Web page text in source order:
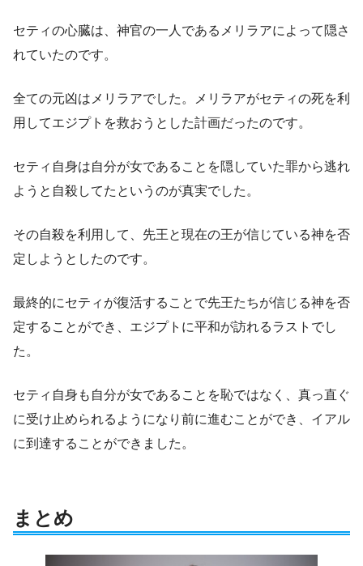
セティの心臓は、神官の一人であるメリラアによって隠さ
れていたのです。
全ての元凶はメリラアでした。メリラアがセティの死を利
用してエジプトを救おうとした計画だったのです。
セティ自身は自分が女であることを隠していた罪から逃れ
ようと自殺してたというのが真実でした。
その自殺を利用して、先王と現在の王が信じている神を否
定しようとしたのです。
最終的にセティが復活することで先王たちが信じる神を否
定することができ、エジプトに平和が訪れるラストでし
た。
セティ自身も自分が女であることを恥ではなく、真っ直ぐ
に受け止められるようになり前に進むことができ、イアル
に到達することができました。
まとめ